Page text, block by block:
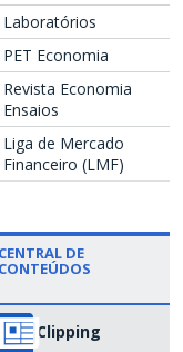
Laboratórios
PET Economia
Revista Economia
Ensaios
Liga de Mercado
Financeiro (LMF)
CENTRAL DE
CONTEÚDOS
Clipping